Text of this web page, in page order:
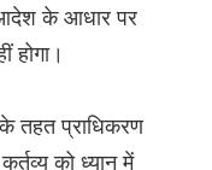
आदेश के आधार पर
होगा।
के तहत प्राधिकरण
को ध्यान में